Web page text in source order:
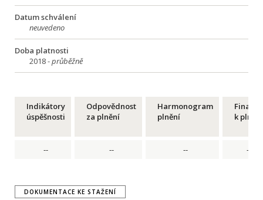
Datum schválení
neuvedeno
Doba platnosti
2018 -průběžně
Indikátory
úspěšnosti
Odpovědnost
za plnění
Harmonogram
plnění
Finance
k plnění
-- -- -- --
DOKUMENTACE KE STAŽENÍ